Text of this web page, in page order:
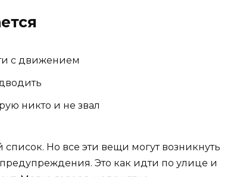
с движением
никто и не звал
Но все эти вещи могут возникнуть
Это как идти по улице и